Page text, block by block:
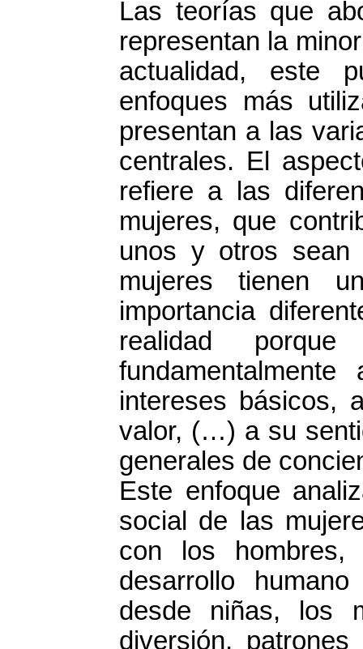
Las teorías que
representan la
actualidad, este
enfoques más
presentan a las
centrales. El
refiere a las
mujeres, que
unos y otros sean
mujeres tienen
importancia
realidad
intereses básicos,
valor, (…) a su
generales de
Este enfoque
social de las
con los hombres,
desarrollo
desde niñas, los
diversión,